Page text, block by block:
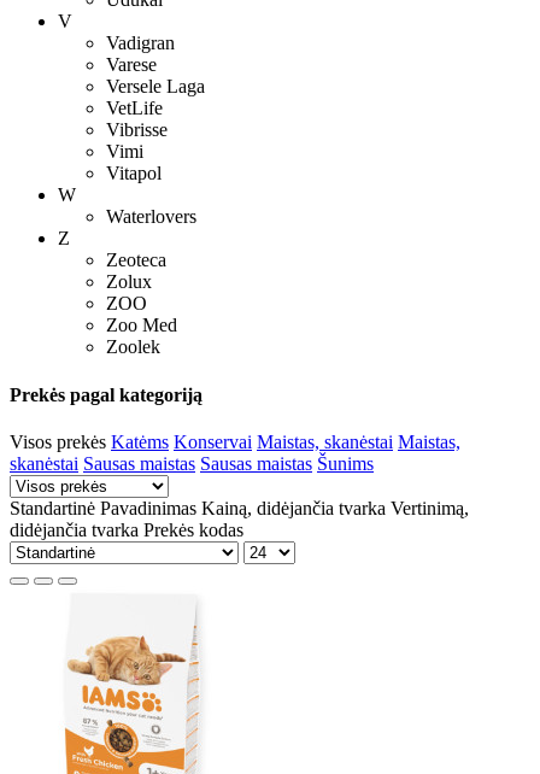
V
Vadigran
Varese
Versele Laga
VetLife
Vibrisse
Vimi
Vitapol
W
Waterlovers
Z
Zeoteca
Zolux
ZOO
Zoo Med
Zoolek
Prekės pagal kategoriją
Visos prekės Katėms Konservai Maistas, skanėstai Maistas,
skanėstai Sausas maistas Sausas maistas Šunims
Standartinė Pavadinimas Kainą, didėjančia tvarka Vertinimą,
didėjančia tvarka Prekės kodas